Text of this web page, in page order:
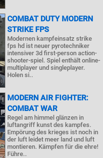
COMBAT DUTY MODERN
STRIKE FPS
Modernen kampfeinsatz strike
fps hd ist neuer pyrotechniker
intensiver 3d first-person action-
shooter-spiel. Spiel enthält online-
multiplayer und singleplayer.
Holen si..
MODERN AIR FIGHTER:
COMBAT WAR
Regel am himmel glänzen in
luftangriff kunst des kampfes.
Empörung des krieges ist noch in
der luft leidet meer land und luft
montieren. Kämpfen für die ehre!
Führe..